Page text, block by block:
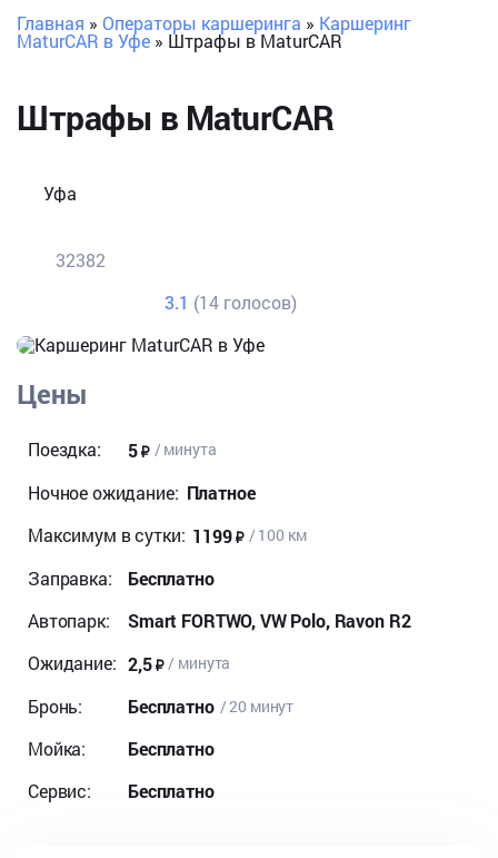
Главная » Операторы каршеринга » Каршеринг
MaturCAR в Уфе » Штрафы в MaturCAR
Штрафы в MaturCAR
Уфа
32382
3.1 (14 голосов)
Цены
Поездка: 5 / минута
Ночное ожидание: Платное
Максимум в сутки: 1199 / 100 км
Заправка:
Бесплатно
Автопарк:
Smart FORTWO, VW Polo, Ravon R2
Ожидание: 2,5 / минута
Бронь: Бесплатно / 20 минут
Мойка:
Бесплатно
Сервис:
Бесплатно